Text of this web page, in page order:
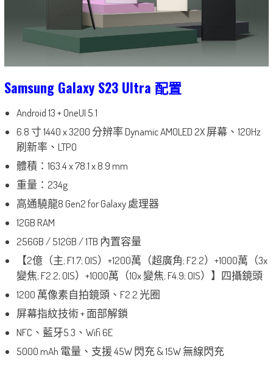
Samsung Galaxy S23 Ultra 配置
Android 13 + OneUI 5.1
6.8 寸 1440 x 3200 分辨率 Dynamic AMOLED 2X 屏幕、120Hz
刷新率、LTPO
體積：163.4 x 78.1 x 8.9 mm
重量：234g
高通驍龍8 Gen2 for Galaxy 處理器
12GB RAM
256GB / 512GB / 1TB 內置容量
【2億（主; F1.7; OIS）+1200萬（超廣角; F2.2）+1000萬（3x
變焦; F2.2; OIS）+1000萬（10x 變焦; F4.9; OIS）】四攝鏡頭
1200 萬像素自拍鏡頭、F2.2 光圈
屏幕指紋技術 + 面部解鎖
NFC、藍牙5.3、Wifi 6E
5000 mAh 電量、支援 45W 閃充 & 15W 無線閃充